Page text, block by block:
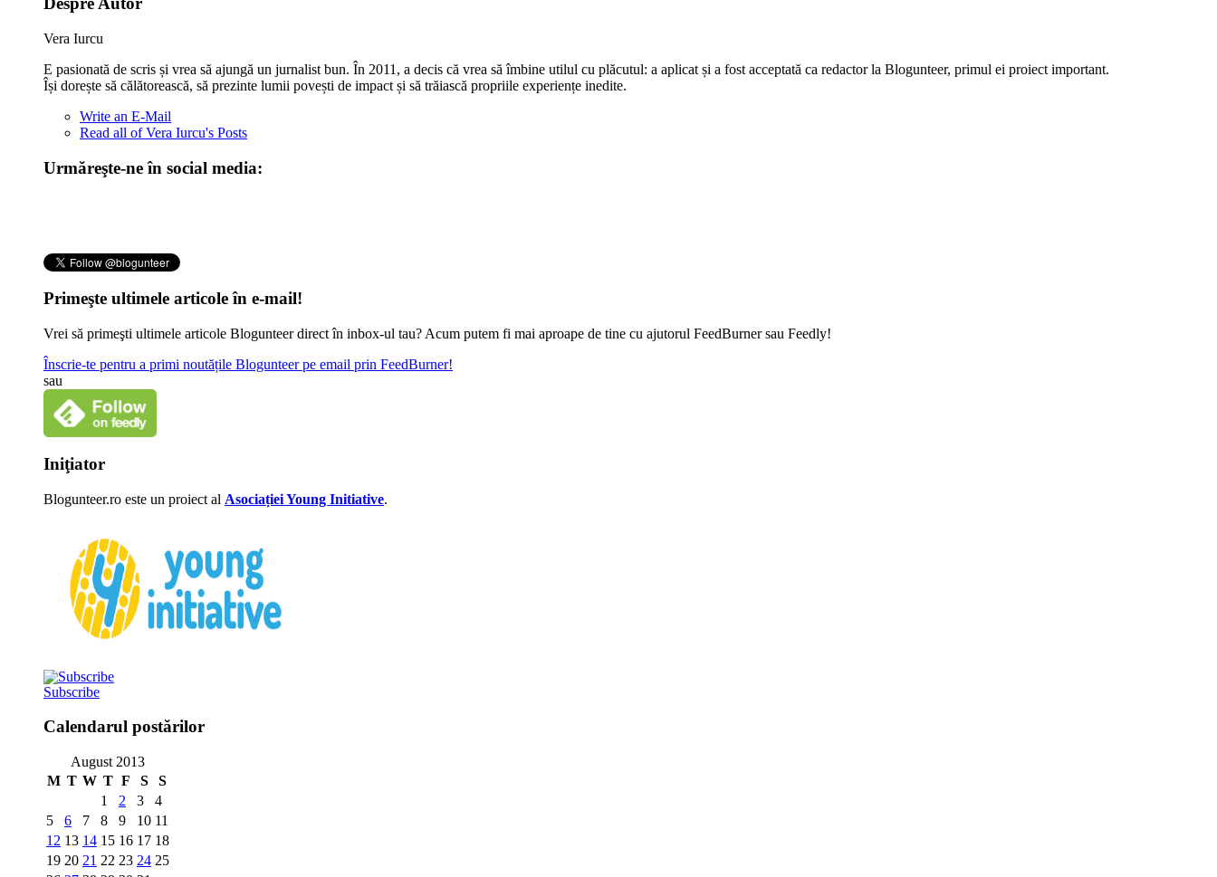
Vera Iurcu
E pasionată de scris și vrea să ajungă un jurnalist bun. În 2011, a decis că vrea să îmbine utilul cu plăcutul: a aplicat și a fost acceptată ca redactor la Blogunteer, primul ei proiect important.
Își dorește să călătorească, să prezinte lumii povești de impact și să trăiască propriile experiențe inedite.
Write an E-Mail
Read all of Vera Iurcu's Posts
Urmăreşte-ne în social media:
Primeşte ultimele articole în e-mail!
Vrei să primeşti ultimele articole Blogunteer direct în inbox-ul tau? Acum putem fi mai aproape de tine cu ajutorul FeedBurner sau Feedly!
Înscrie-te pentru a primi noutățile Blogunteer pe email prin FeedBurner!
sau
Iniţiator
Blogunteer.ro este un proiect al Asociației Young Initiative.
Subscribe
Calendarul postărilor
August 2013
M T W T F S
S
1
2 3
4
5
6 7 8 9 10 11
12 13 14 15 16 17 18
19 20 21 22 23 24 25